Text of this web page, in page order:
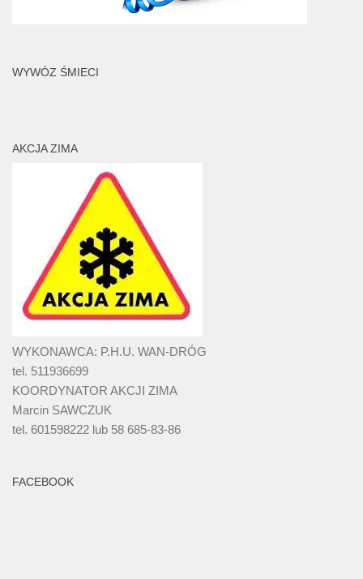
WYWÓZ ŚMIECI
AKCJA ZIMA
WYKONAWCA: P.H.U. WAN-DRÓG
tel. 511936699
KOORDYNATOR AKCJI ZIMA
Marcin SAWCZUK
tel. 601598222 lub 58 685-83-86
FACEBOOK